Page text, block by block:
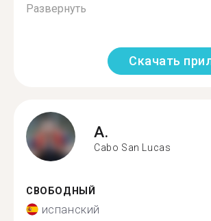
Развернуть
Скачать
A.
Cabo San Lucas
СВОБОДНЫЙ
испанский